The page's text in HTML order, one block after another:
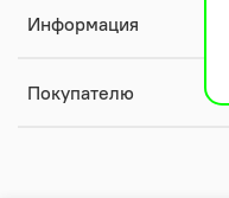
Информация
Покупателю